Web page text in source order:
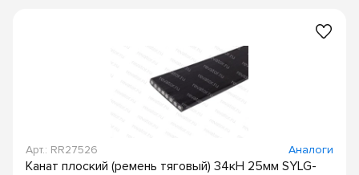
Арт.: RR27526 Аналоги
Канат плоский (ремень тяговый) 34кН 25мм SYLG-